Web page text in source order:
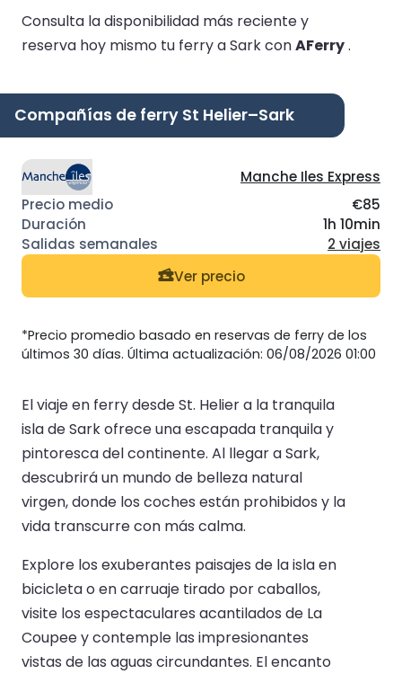
Consulta la disponibilidad más reciente y
reserva hoy mismo tu ferry a Sark conAFerry.
Compañías de ferry St Helier–Sark
Manche Iles Express
€85
1h 10min
2 viajes
Ver precio
*Precio promedio basado en reservas de ferry de los
últimos 30 días. Última actualización: 06/08/2026 01:00
El viaje en ferry desde St. Helier a la tranquila
isla de Sark ofrece una escapada tranquila y
pintoresca del continente. Al llegar a Sark,
descubrirá un mundo de belleza natural
virgen, donde los coches están prohibidos y la
vida transcurre con más calma.
Explore los exuberantes paisajes de la isla en
bicicleta o en carruaje tirado por caballos,
visite los espectaculares acantilados de La
Coupee y contemple las impresionantes
vistas de las aguas circundantes. El encanto